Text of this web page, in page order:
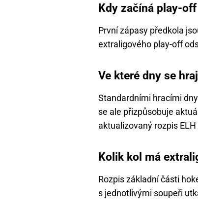
Kdy začíná play-
První zápasy předkola
extraligového play-off
Ve které dny se
Standardními hracími
se ale přizpůsobuje
aktualizovaný rozpis
Kolik kol má
Rozpis základní části
s jednotlivými soupeři